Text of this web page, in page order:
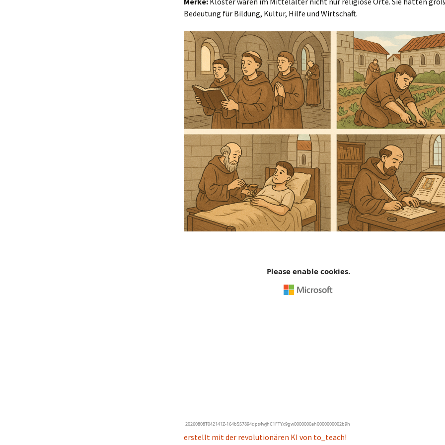
Bedeutung für Bildung, Kultur, Hilfe und Wirtschaft.
erstellt mit der revolutionären KI von to_teach!